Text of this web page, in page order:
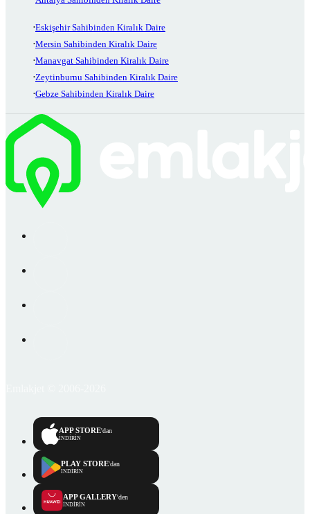
Eskişehir Sahibinden Kiralık Daire
Mersin Sahibinden Kiralık Daire
Manavgat Sahibinden Kiralık Daire
Zeytinburnu Sahibinden Kiralık Daire
Gebze Sahibinden Kiralık Daire
APP STORE'dan
İNDİRİN
PLAY STORE'dan
İNDİRİN
APP GALLERY'den
İNDİRİN